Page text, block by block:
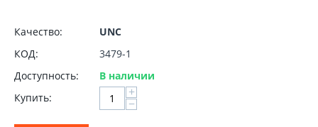
Качество:
UNC
КОД:
3479-1
Доступность:
В наличии
Купить:
+
−